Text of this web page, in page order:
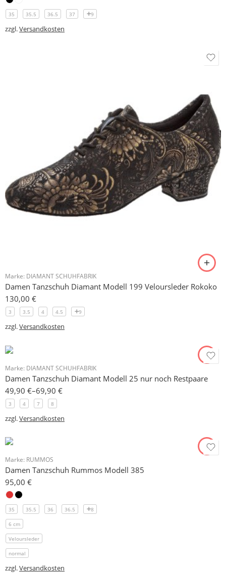
35 35.5 36.5 37 9
zzgl.Versandkosten
Marke: DIAMANT SCHUHFABRIK
Damen Tanzschuh Diamant Modell 199 Veloursleder Rokoko
130,00 €
3 3.5 4 4.5 9
zzgl.Versandkosten
Marke: DIAMANT SCHUHFABRIK
Damen Tanzschuh Diamant Modell 25 nur noch Restpaare
49,90 €–69,90 €
3 4 7 8
zzgl.Versandkosten
Marke: RUMMOS
Damen Tanzschuh Rummos Modell 385
95,00 €
35 35.5 36 36.5 8
6 cm
Veloursleder
normal
zzgl.Versandkosten